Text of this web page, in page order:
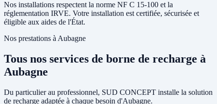
Nos installations respectent la norme NF C 15-100 et la
réglementation IRVE. Votre installation est certifiée, sécurisée et
éligible aux aides de l'État.
Nos prestations à Aubagne
Tous nos services de borne de recharge à
Aubagne
Du particulier au professionnel, SUD CONCEPT installe la solution
de recharge adaptée à chaque besoin d'Aubagne.